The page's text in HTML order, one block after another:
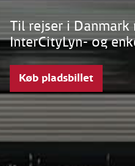
Til rejser i Danmark
InterCityLyn- og
Køb pladsbillet